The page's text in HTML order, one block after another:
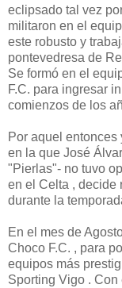
eclipsado tal vez
militaron en el
este robusto y
pontevedresa de
Se formó en el
F.C. para ingresar
comienzos de los
Por aquel
en la que José
"Pierlas"- no tuvo
en el Celta , decide
durante la
En el mes de
Choco F.C. , para
equipos más
Sporting Vigo .